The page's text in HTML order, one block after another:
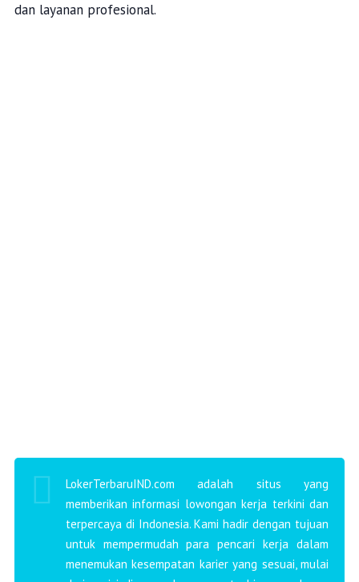
dan layanan profesional.
LokerTerbaruIND.com adalah situs yang
memberikan informasi lowongan kerja terkini dan
terpercaya di Indonesia. Kami hadir dengan tujuan
untuk mempermudah para pencari kerja dalam
menemukan kesempatan karier yang sesuai, mulai